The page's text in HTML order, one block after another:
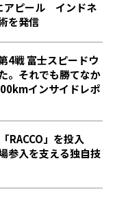
アピール インドネ
を発信
4戦 富士スピードウ
。それでも勝てなか
インサイドレポ
RACCO」を投入
参入を支える独自技